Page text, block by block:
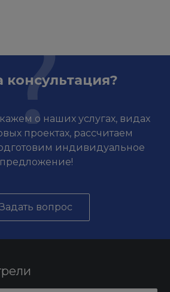
о наших услугах, видах
проектах, рассчитаем
индивидуальное
предложение!
Задать вопрос